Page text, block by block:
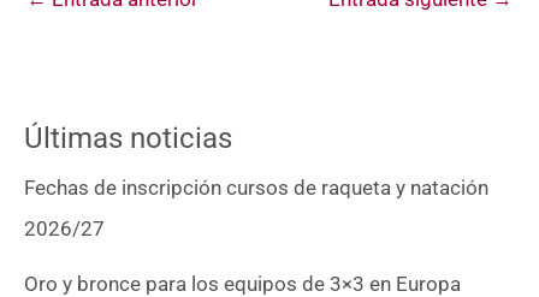
Últimas noticias
Fechas de inscripción cursos de raqueta y natación
2026/27
Oro y bronce para los equipos de 3×3 en Europa